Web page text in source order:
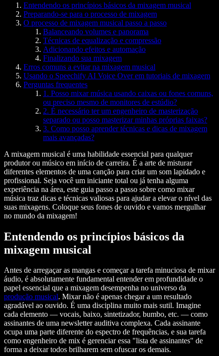
Entendendo os princípios básicos da mixagem musical
Preparando-se para o processo de mixagem
O processo de mixagem musical passo a passo
Balanceando volumes e panorama
Técnicas de equalização e compressão
Adicionando efeitos e automação
Finalizando sua mixagem
Erros comuns a evitar na mixagem musical
Usando o Speechify AI Voice Over em tutoriais de mixagem
Perguntas frequentes
1. Posso mixar música usando caixas ou fones comuns,
ou preciso mesmo de monitores de estúdio?
2. É necessário ter um engenheiro de masterização
separado ou posso masterizar minhas próprias faixas?
3. Como posso aprender técnicas e dicas de mixagem
mais avançadas?
A mixagem musical é uma habilidade essencial para qualquer
produtor ou músico em início de carreira. É a arte de misturar
diferentes elementos de uma canção para criar um som lapidado e
profissional. Seja você um iniciante total ou já tenha alguma
experiência na área, este guia passo a passo sobre como mixar
música traz dicas e técnicas valiosas para ajudar a elevar o nível das
suas mixagens. Coloque seus fones de ouvido e vamos mergulhar
no mundo da mixagem!
Entendendo os princípios básicos da
mixagem musical
Antes de arregaçar as mangas e começar a tarefa minuciosa de mixar
áudio, é absolutamente fundamental entender em profundidade o
papel essencial que a mixagem desempenha no universo da
produção musical. Mixar não é apenas chegar a um resultado
agradável ao ouvido. É uma disciplina muito mais sutil. Imagine
cada elemento — vocais, baixo, sintetizador, bumbo, etc. — como
assinantes de uma newsletter auditiva complexa. Cada assinante
ocupa uma parte diferente do espectro de frequências, e sua tarefa
como engenheiro de mix é gerenciar essa "lista de assinantes" de
forma a deixar todos brilharem sem ofuscar os demais.